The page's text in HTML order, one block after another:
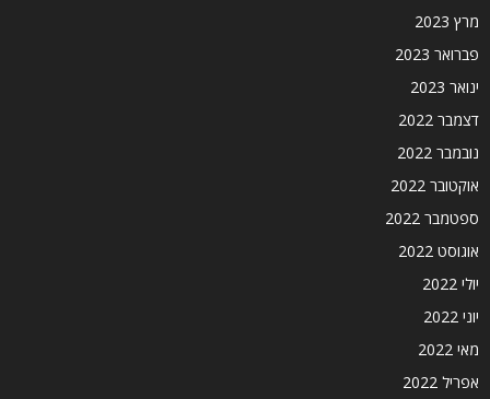
מרץ 2023
פברואר 2023
ינואר 2023
דצמבר 2022
נובמבר 2022
אוקטובר 2022
ספטמבר 2022
אוגוסט 2022
יולי 2022
יוני 2022
מאי 2022
אפריל 2022